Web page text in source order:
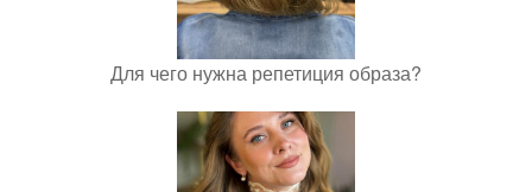
Для чего нужна репетиция образа?